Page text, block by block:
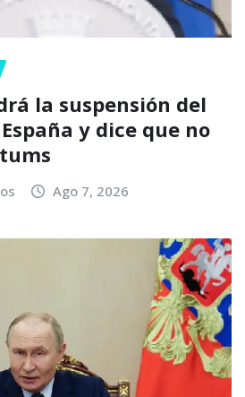
la suspensión del
y dice que no
Ago 7, 2026